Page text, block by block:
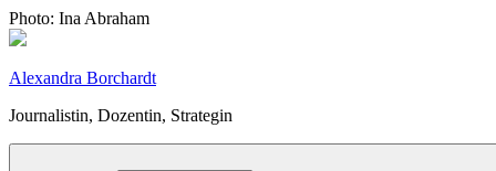
Zum
Inhalt
Photo: Ina Abraham
Alexandra Borchardt
Journalistin, Dozentin, Strategin